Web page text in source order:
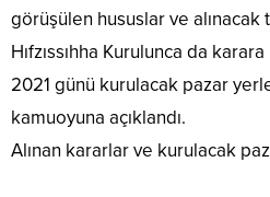
görüşülen hususlar ve
Hıfzıssıhha Kurulunca da
2021 günü kurulacak pazar
kamuoyuna açıklandı.
Alınan kararlar ve kurulacak